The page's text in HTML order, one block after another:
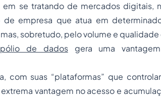
se tratando de mercados digitais,
empresa que atua em
sobretudo, pelo volume e
de dadosgera uma
com suas “plataformas” que
vantagem no acesso e